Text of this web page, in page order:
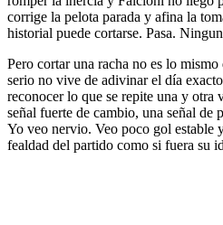
corrige la pelota parada y afina la
historial puede cortarse. Pasa.
Pero cortar una racha no es lo
serio no vive de adivinar el día
reconocer lo que se repite una y otra
señal fuerte de cambio, una señal de
Yo veo nervio. Veo poco gol estable
fealdad del partido como si fuera su